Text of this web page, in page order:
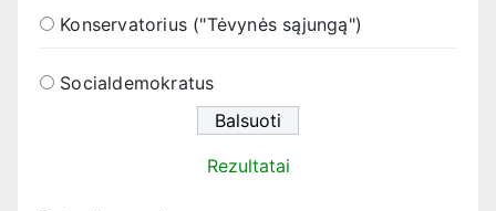
Konservatorius ("Tėvynės sąjungą")
Socialdemokratus
Rezultatai